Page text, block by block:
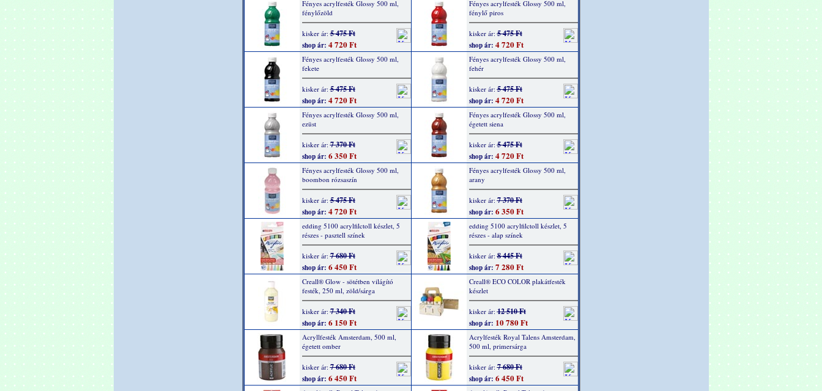
Fényes acrylfesték Glossy 500 ml,
fénylőzöld
kisker ár:5 475 Ft
shop ár: 4 720 Ft
Fényes acrylfesték Glossy 500 ml,
fénylő piros
kisker ár:5 475 Ft
shop ár: 4 720 Ft
Fényes acrylfesték Glossy 500 ml,
fekete
kisker ár:5 475 Ft
shop ár: 4 720 Ft
Fényes acrylfesték Glossy 500 ml,
fehér
kisker ár:5 475 Ft
shop ár: 4 720 Ft
Fényes acrylfesték Glossy 500 ml,
ezüst
kisker ár:7 370 Ft
shop ár: 6 350 Ft
Fényes acrylfesték Glossy 500 ml,
égetett siena
kisker ár:5 475 Ft
shop ár: 4 720 Ft
Fényes acrylfesték Glossy 500 ml,
boombon rózsaszín
kisker ár:5 475 Ft
shop ár: 4 720 Ft
Fényes acrylfesték Glossy 500 ml,
arany
kisker ár:7 370 Ft
shop ár: 6 350 Ft
edding 5100 acrylfilctoll készlet, 5
részes - pasztell színek
kisker ár:7 680 Ft
shop ár: 6 450 Ft
edding 5100 acrylfilctoll készlet, 5
részes - alap színek
kisker ár:8 445 Ft
shop ár: 7 280 Ft
Creall® Glow - sötétben világító
festék, 250 ml, zöld/sárga
kisker ár:7 340 Ft
shop ár: 6 150 Ft
Creall® ECO COLOR plakátfesték
készlet
kisker ár:12 510 Ft
shop ár: 10 780 Ft
Acryllfesték Amsterdam, 500 ml,
égetett omber
kisker ár:7 680 Ft
shop ár: 6 450 Ft
Acrylfesték Royal Talens Amsterdam,
500 ml, primersárga
kisker ár:7 680 Ft
shop ár: 6 450 Ft